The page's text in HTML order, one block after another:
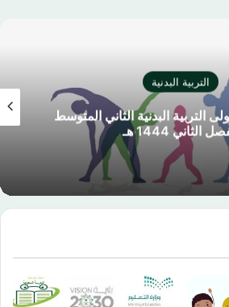
التربية البدنية
الاولى التربية البدنية الاول المتوسط
الفصل الثاني 1444 هـ